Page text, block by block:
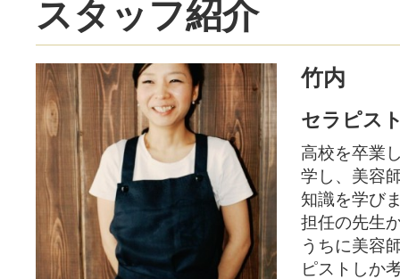
スタッフ紹介
竹内
セラピス
高校を卒業
学し、美容
知識を学び
担任の先生
うちに美容
ピストしか